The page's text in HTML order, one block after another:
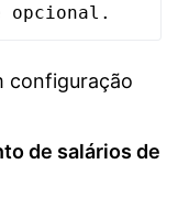
opcional.
configuração
de salários de